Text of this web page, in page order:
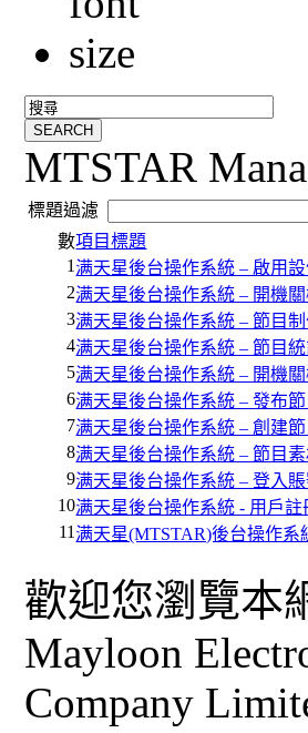
MTSTAR
標題過濾
數項目標題
1 满天星後台操作系統 – 啟用
2满天星後台操作系統 – 開機
3满天星後台操作系統 – 節目
4满天星後台操作系統 – 節目
5满天星後台操作系統 – 開機
6满天星後台操作系統 – 發布節
7满天星後台操作系統 – 創建節
8满天星後台操作系統 – 節目
9满天星後台操作系統 – 登入
10满天星後台操作系統 - 用戶註
11 满天星(MTSTAR)後台操作系
歡迎您瀏覽本
Mayloon
Company